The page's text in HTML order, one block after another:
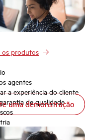
os produtos
agentes
a experiência do cliente
de qualidade
uma demonstração
uma demonstração